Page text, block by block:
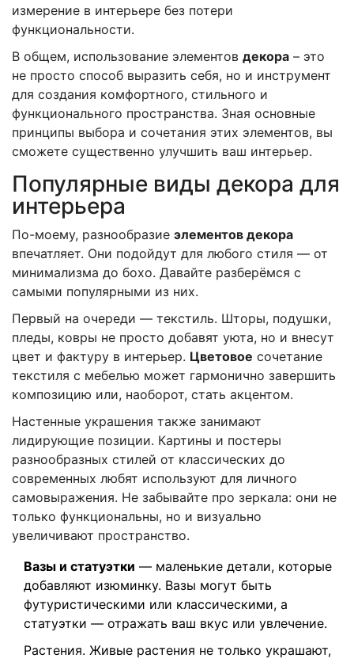
измерение в интерьере без потери
функциональности.
В общем, использование элементов декора – это
не просто способ выразить себя, но и инструмент
для создания комфортного, стильного и
функционального пространства. Зная основные
принципы выбора и сочетания этих элементов, вы
сможете существенно улучшить ваш интерьер.
Популярные виды декора для
интерьера
По-моему, разнообразие элементов декора
впечатляет. Они подойдут для любого стиля — от
минимализма до бохо. Давайте разберёмся с
самыми популярными из них.
Первый на очереди — текстиль. Шторы, подушки,
пледы, ковры не просто добавят уюта, но и внесут
цвет и фактуру в интерьер. Цветовое сочетание
текстиля с мебелью может гармонично завершить
композицию или, наоборот, стать акцентом.
Настенные украшения также занимают
лидирующие позиции. Картины и постеры
разнообразных стилей от классических до
современных любят используют для личного
самовыражения. Не забывайте про зеркала: они не
только функциональны, но и визуально
увеличивают пространство.
Вазы и статуэтки — маленькие детали, которые
добавляют изюминку. Вазы могут быть
футуристическими или классическими, а
статуэтки — отражать ваш вкус или увлечение.
Растения. Живые растения не только украшают,